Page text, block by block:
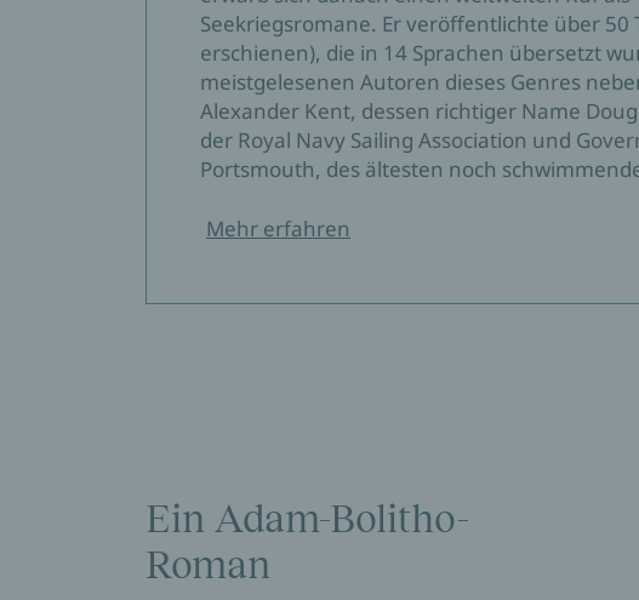
Seekriegsromane. Er veröffentlichte über 50
erschienen), die in 14 Sprachen übersetzt
meistgelesenen Autoren dieses Genres
Alexander Kent, dessen richtiger Name
der Royal Navy Sailing Association und
Portsmouth, des ältesten noch
Mehr erfahren
Ein Adam-Bolitho-
Roman